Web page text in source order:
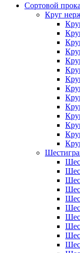
Сортовой
Круг